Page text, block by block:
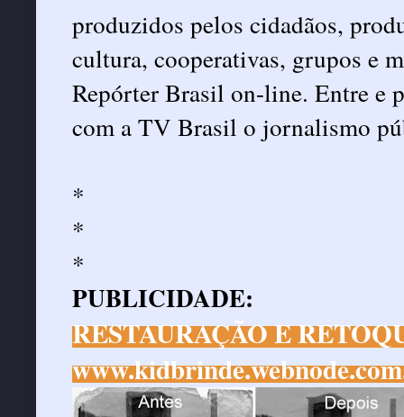
produzidos pelos cidadãos,
cultura, cooperativas, grupos e
Repórter Brasil on-line. Entre e
com a TV Brasil o jornalismo
*
*
*
PUBLICIDADE:
RESTAURAÇÃO E